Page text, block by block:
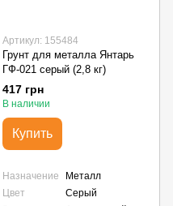
Артикул: 155484
Грунт для металла Янтарь
ГФ-021 серый (2,8 кг)
417 грн
В наличии
Купить
Назначение
Металл
Цвет
Серый